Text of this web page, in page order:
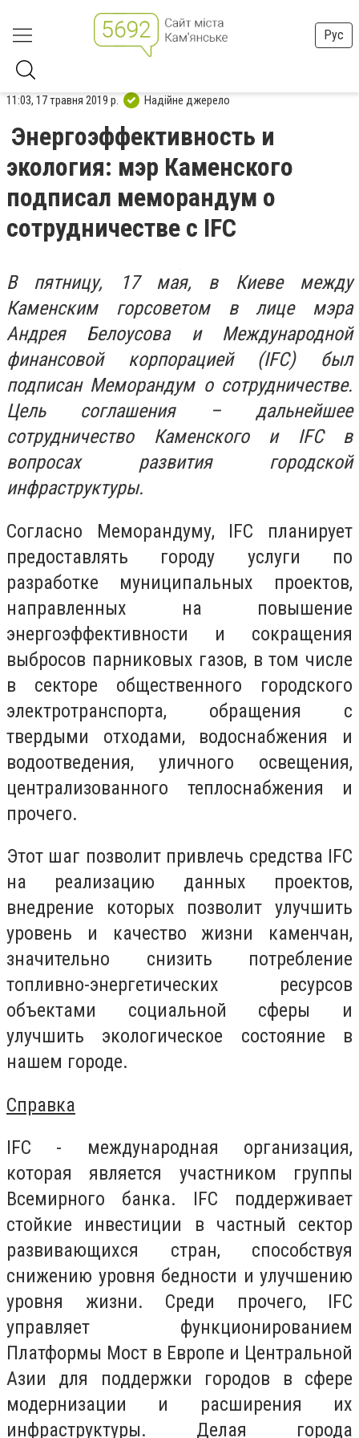
Рус
11:03, 17 травня 2019 р. Надійне джерело
Энергоэффективность и
экология: мэр Каменского
подписал меморандум о
сотрудничестве с IFC
В пятницу, 17 мая, в Киеве между
Каменским горсоветом в лице мэра
Андрея Белоусова и Международной
финансовой корпорацией (IFC) был
подписан Меморандум о сотрудничестве.
Цель соглашения – дальнейшее
сотрудничество Каменского и IFC в
вопросах развития городской
инфраструктуры.
Согласно Меморандуму, IFC планирует
предоставлять городу услуги по
разработке муниципальных проектов,
направленных на повышение
энергоэффективности и сокращения
выбросов парниковых газов, в том числе
в секторе общественного городского
электротранспорта, обращения с
твердыми отходами, водоснабжения и
водоотведения, уличного освещения,
централизованного теплоснабжения и
прочего.
Этот шаг позволит привлечь средства IFC
на реализацию данных проектов,
внедрение которых позволит улучшить
уровень и качество жизни каменчан,
значительно снизить потребление
топливно-энергетических ресурсов
объектами социальной сферы и
улучшить экологическое состояние в
нашем городе.
Справка
IFC - международная организация,
которая является участником группы
Всемирного банка. IFC поддерживает
стойкие инвестиции в частный сектор
развивающихся стран, способствуя
снижению уровня бедности и улучшению
уровня жизни. Среди прочего, IFC
управляет функционированием
Платформы Мост в Европе и Центральной
Азии для поддержки городов в сфере
модернизации и расширения их
инфраструктуры. Делая города